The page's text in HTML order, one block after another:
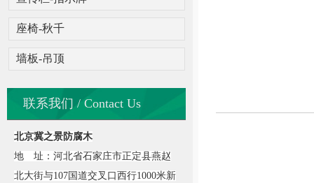
座椅-秋千
墙板-吊顶
联系我们 / Contact Us
北京冀之景防腐木
地 址：河北省石家庄市正定县燕赵
北大街与107国道交叉口西行1000米新